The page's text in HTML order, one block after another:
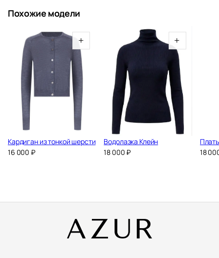
Похожие модели
+
Кардиган из тонкой шерсти
16 000 ₽
+
Водолазка Клейн
18 000 ₽
18